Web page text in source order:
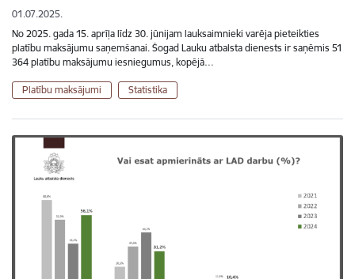
01.07.2025.
No 2025. gada 15. aprīļa līdz 30. jūnijam lauksaimnieki varēja pieteikties
platību maksājumu saņemšanai. Šogad Lauku atbalsta dienests ir saņēmis 51
364 platību maksājumu iesniegumus, kopējā…
Platību maksājumi Statistika